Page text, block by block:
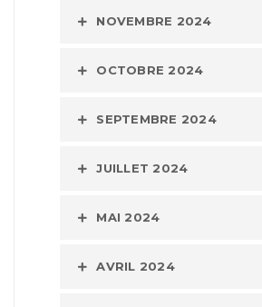
NOVEMBRE 2024
OCTOBRE 2024
SEPTEMBRE 2024
JUILLET 2024
MAI 2024
AVRIL 2024